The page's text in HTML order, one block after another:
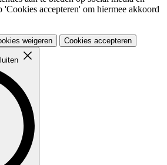
accepteren' om hiermee akkoord
weigeren Cookies accepteren